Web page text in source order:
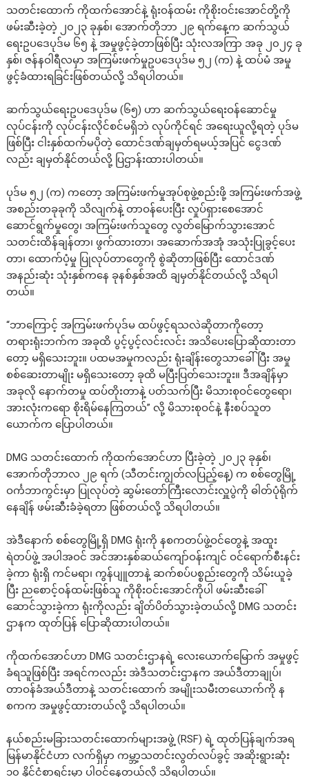
သတင်းထောက် ကိုထက်အောင်နဲ့ ရုံးဝန်ထမ်း ကိုစိုးဝင်းအောင်တို့ကို
ဖမ်းဆီးခဲ့တဲ့ ၂၀၂၃ ခုနှစ်၊ အောက်တိုဘာ ၂၉ ရက်နေ့က ဆက်သွယ်
ရေးဥပဒေပုဒ်မ ၆၅ နဲ့ အမှုဖွင့်ခဲ့တာဖြစ်ပြီး သုံးလအကြာ အခု ၂၀၂၄ ခု
နှစ်၊ ဇန်နဝါရီလမှာ အကြမ်းဖက်မှုဥပဒေပုဒ်မ ၅၂ (က) နဲ့ ထပ်မံ အမှု
ဖွင့်ခံထားရခြင်းဖြစ်တယ်လို့ သိရပါတယ်။
ဆက်သွယ်ရေးဥပဒေပုဒ်မ (၆၅) ဟာ ဆက်သွယ်ရေးဝန်ဆောင်မှု
လုပ်ငန်းကို လုပ်ငန်းလိုင်စင်မရှိဘဲ လုပ်ကိုင်ရင် အရေးယူလို့ရတဲ့ ပုဒ်မ
ဖြစ်ပြီး ငါးနှစ်ထက်မပိုတဲ့ ထောင်ဒဏ်ချမှတ်ရမယ့်အပြင် ငွေဒဏ်
လည်း ချမှတ်နိုင်တယ်လို့ ပြဌာန်းထားပါတယ်။
ပုဒ်မ ၅၂ (က) ကတော့ အကြမ်းဖက်မှုအုပ်စုဖွဲ့စည်းဖို့ အကြမ်းဖက်အဖွဲ့
အစည်းတခုခုကို သိလျက်နဲ့ တာဝန်ပေးပြီး လှုပ်ရှားစေအောင်
ဆောင်ရွက်မှုတွေ၊ အကြမ်းဖက်သူတွေ လွတ်မြောက်သွားအောင်
သတင်းထိန်ချန်တာ၊ ဖွက်ထားတာ၊ အဆောက်အအုံ အသုံးပြုခွင့်ပေး
တာ၊ ထောက်ပံ့မှု ပြုလုပ်တာတွေကို စွဲဆိုတာဖြစ်ပြီး ထောင်ဒဏ်
အနည်းဆုံး သုံးနှစ်ကနေ ခုနစ်နှစ်အထိ ချမှတ်နိုင်တယ်လို့ သိရပါ
တယ်။
“ဘာကြောင့် အကြမ်းဖက်ပုဒ်မ ထပ်ဖွင့်ရသလဲဆိုတာကိုတော့
တရားရုံးဘက်က အခုထိ ပွင့်ပွင့်လင်းလင်း အသိပေးပြောဆိုထားတာ
တော့ မရှိသေးဘူး။ ပထမအမှုကလည်း ရုံးချိန်းတွေသာခေါ်ပြီး အမှု
စစ်ဆေးတာမျိုး မရှိသေးတော့ ခုထိ မပြီးပြတ်သေးဘူး။ ဒီအချိန်မှာ
အခုလို နောက်တမှု ထပ်တိုးတာနဲ့ ပတ်သက်ပြီး မိသားစုဝင်တွေရော၊
အားလုံးကရော စိုးရိမ်နေကြတယ်” လို့ မိသားစုဝင်နဲ့ နီးစပ်သူတ
ယောက်က ပြောပါတယ်။
DMG သတင်းထောက် ကိုထက်အောင်ဟာ ပြီးခဲ့တဲ့ ၂၀၂၃ ခုနှစ်၊
အောက်တိုဘာလ ၂၉ ရက် (သီတင်းကျွတ်လပြည့်နေ့) က စစ်တွေမြို့
ဝင်္ကဘာကွင်းမှာ ပြုလုပ်တဲ့ ဆွမ်းတော်ကြီးလောင်းလှူပွဲကို ဓါတ်ပုံရိုက်
နေချိန် ဖမ်းဆီးခံခဲ့ရတာ ဖြစ်တယ်လို့ သိရပါတယ်။
အဲဒီနောက် စစ်တွေမြို့ရှိ DMG ရုံးကို နစကတပ်ဖွဲ့ဝင်တွေနဲ့ အထူး
ရဲတပ်ဖွဲ့ အပါအဝင် အင်အားနှစ်ဆယ်ကျော်ဝန်းကျင် ဝင်ရောက်စီးနင်း
ခဲ့ကာ ရုံးရှိ ကင်မရာ၊ ကွန်ပျူတာနဲ့ ဆက်စပ်ပစ္စည်းတွေကို သိမ်းယူခဲ့
ပြီး ညစောင့်ဝန်ထမ်းဖြစ်သူ ကိုစိုးဝင်းအောင်ကိုပါ ဖမ်းဆီးခေါ်
ဆောင်သွားခဲ့ကာ ရုံးကိုလည်း ချိတ်ပိတ်သွားခဲ့တယ်လို့ DMG သတင်း
ဌာနက ထုတ်ပြန် ပြောဆိုထားပါတယ်။
ကိုထက်အောင်ဟာ DMG သတင်းဌာနရဲ့ လေးယောက်မြောက် အမှုဖွင့်
ခံရသူဖြစ်ပြီး အရင်ကလည်း အဲဒီသတင်းဌာနက အယ်ဒီတာချုပ်၊
တာဝန်ခံအယ်ဒီတာနဲ့ သတင်းထောက် အမျိုးသမီးတယောက်ကို န
စကက အမှုဖွင့်ထားတယ်လို့ သိရပါတယ်။
နယ်စည်းမခြားသတင်းထောက်များအဖွဲ့ (RSF) ရဲ့ ထုတ်ပြန်ချက်အရ
မြန်မာနိုင်ငံဟာ လက်ရှိမှာ ကမ္ဘာ့သတင်းလွတ်လပ်ခွင့် အဆိုးရွားဆုံး
၁၀ နိုင်ငံစာရင်းမှာ ပါဝင်နေတယ်လို့ သိရပါတယ်။